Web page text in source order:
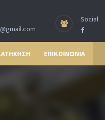
Social
ΕΠΙΚΟΙΝΩΝΙΑ